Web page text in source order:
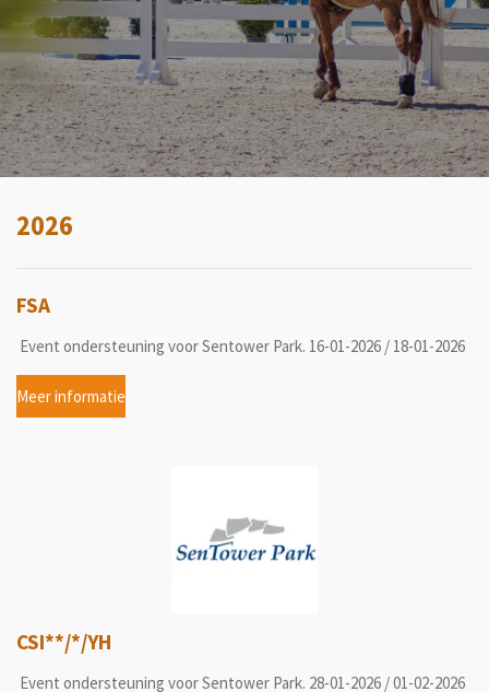
2026
FSA
Event ondersteuning voor Sentower Park. 16-01-2026 / 18-01-2026
Meer informatie
CSI**/*/YH
Event ondersteuning voor Sentower Park. 28-01-2026 / 01-02-2026